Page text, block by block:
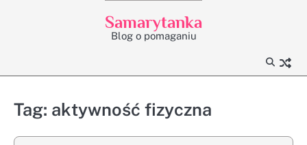
Samarytanka
Blog o pomaganiu
Tag: aktywność fizyczna